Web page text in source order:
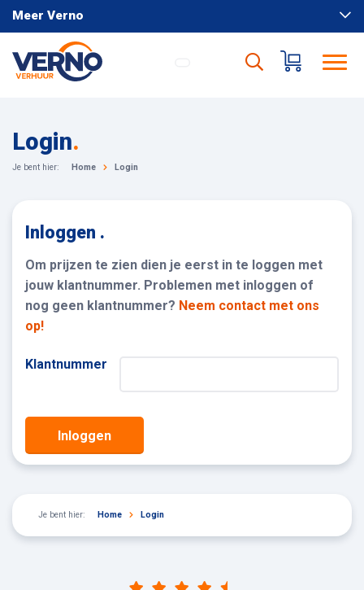
Meer Verno
Login.
Je bent hier: Home Login
Inloggen .
Om prijzen te zien dien je eerst in te loggen met
jouw klantnummer. Problemen met inloggen of
nog geen klantnummer? Neem contact met ons
op!
Klantnummer
Inloggen
Je bent hier: Home Login